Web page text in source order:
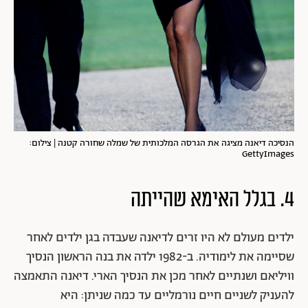
הנסיכה דיאנה מציגה את הגרסה המלכותית של שמלה שחורה קטנה | צילום:
GettyImages
4. בגלל האימא שהייתה
ילדים מעולם לא היו זרים לדיאנה שעבדה בגן ילדים לאחר
שסיימה את לימודיה. ב-1982 ילדה את בנה הראשון הנסיך
וויליאם ושנתיים לאחר מכן את הנסיך הארי. דיאנה התאמצה
להעניק לשניים חיים נורמליים עד כמה שניתן: היא